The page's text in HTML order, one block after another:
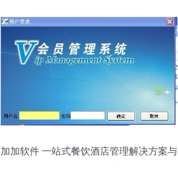
加加软件 一站式餐饮酒店管理解决方案与